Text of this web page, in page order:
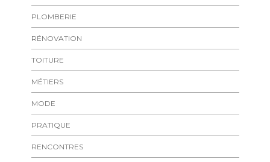
PLOMBERIE
RÉNOVATION
TOITURE
MÉTIERS
MODE
PRATIQUE
RENCONTRES